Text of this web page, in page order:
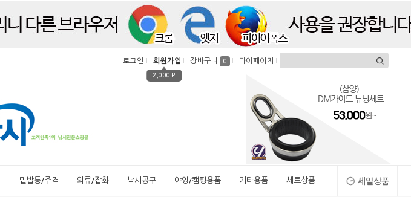
로그인 회원가입
2,000 P
장바구니 0 마이페이지
밑밥통/주걱 의류/잡화 낚시공구 야영/캠핑용품 기타용품 세트상품 세일상품